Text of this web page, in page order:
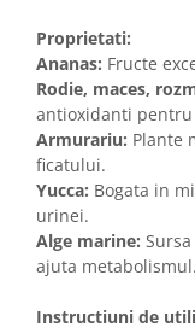
Proprietati:
Ananas: Fructe
Rodie, maces,
antioxidanti
Armurariu: Plante
ficatului.
Yucca: Bogata in
urinei.
Alge marine:
ajuta metabolismul.
Instructiuni de